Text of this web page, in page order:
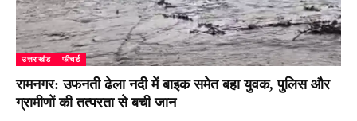
उत्तराखंड फीचर्ड
रामनगर: उफनती ढेला नदी में बाइक समेत बहा युवक, पुलिस और
ग्रामीणों की तत्परता से बची जान